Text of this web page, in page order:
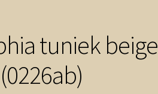
tuniek beige